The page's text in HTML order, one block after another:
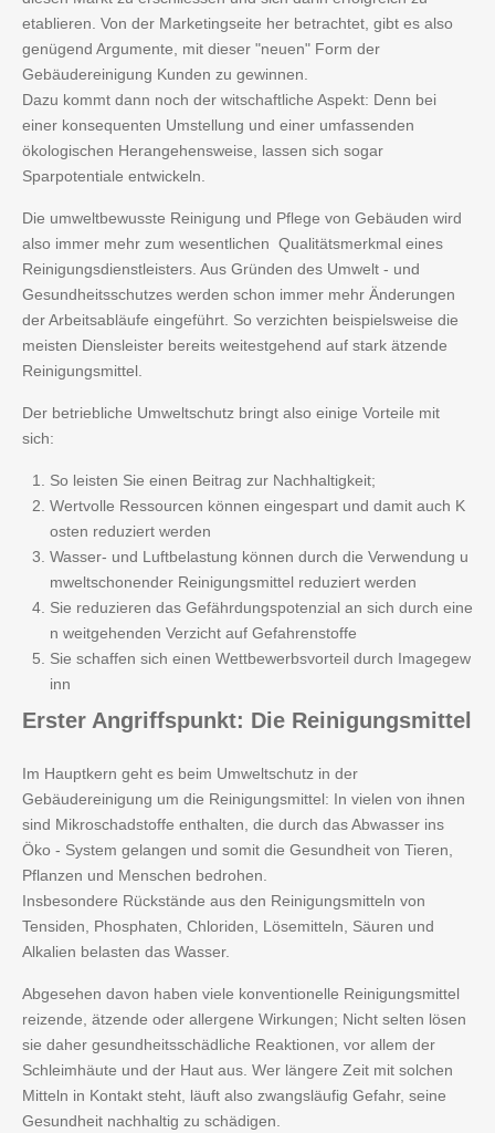
etablieren. Von der Marketingseite her betrachtet, gibt es also
genügend Argumente, mit dieser "neuen" Form der
Gebäudereinigung Kunden zu gewinnen.
Dazu kommt dann noch der witschaftliche Aspekt: Denn bei
einer konsequenten Umstellung und einer umfassenden
ökologischen Herangehensweise, lassen sich sogar
Sparpotentiale entwickeln.
Die umweltbewusste Reinigung und Pflege von Gebäuden wird
also immer mehr zum wesentlichen Qualitätsmerkmal eines
Reinigungsdienstleisters. Aus Gründen des Umwelt - und
Gesundheitsschutzes werden schon immer mehr Änderungen
der Arbeitsabläufe eingeführt. So verzichten beispielsweise die
meisten Diensleister bereits weitestgehend auf stark ätzende
Reinigungsmittel.
Der betriebliche Umweltschutz bringt also einige Vorteile mit
sich:
So leisten Sie einen Beitrag zur Nachhaltigkeit;
Wertvolle Ressourcen können eingespart und damit auch K
osten reduziert werden
Wasser- und Luftbelastung können durch die Verwendung u
mweltschonender Reinigungsmittel reduziert werden
Sie reduzieren das Gefährdungspotenzial an sich durch eine
n weitgehenden Verzicht auf Gefahrenstoffe
Sie schaffen sich einen Wettbewerbsvorteil durch Imagegew
inn
Erster Angriffspunkt: Die Reinigungsmittel
Im Hauptkern geht es beim Umweltschutz in der
Gebäudereinigung um die Reinigungsmittel: In vielen von ihnen
sind Mikroschadstoffe enthalten, die durch das Abwasser ins
Öko - System gelangen und somit die Gesundheit von Tieren,
Pflanzen und Menschen bedrohen.
Insbesondere Rückstände aus den Reinigungsmitteln von
Tensiden, Phosphaten, Chloriden, Lösemitteln, Säuren und
Alkalien belasten das Wasser.
Abgesehen davon haben viele konventionelle Reinigungsmittel
reizende, ätzende oder allergene Wirkungen; Nicht selten lösen
sie daher gesundheitsschädliche Reaktionen, vor allem der
Schleimhäute und der Haut aus. Wer längere Zeit mit solchen
Mitteln in Kontakt steht, läuft also zwangsläufig Gefahr, seine
Gesundheit nachhaltig zu schädigen.